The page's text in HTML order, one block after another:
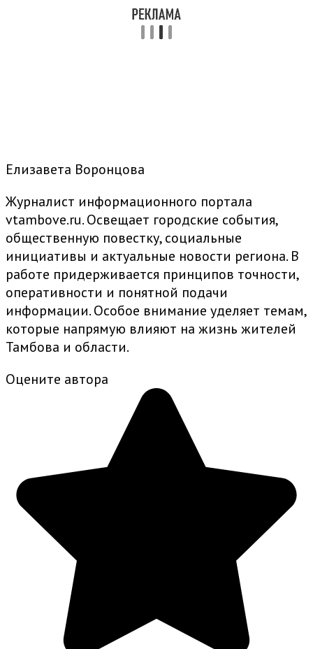
Елизавета Воронцова
Журналист информационного портала
vtambove.ru. Освещает городские события,
общественную повестку, социальные
инициативы и актуальные новости региона. В
работе придерживается принципов точности,
оперативности и понятной подачи
информации. Особое внимание уделяет темам,
которые напрямую влияют на жизнь жителей
Тамбова и области.
Оцените автора